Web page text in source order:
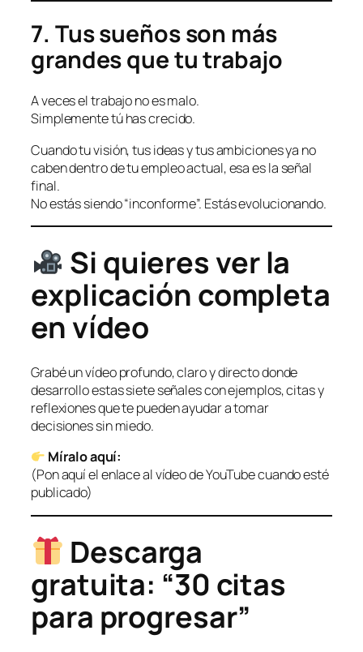
7. Tus sueños son más
grandes que tu trabajo
A veces el trabajo no es malo.
Simplemente tú has crecido.
Cuando tu visión, tus ideas y tus ambiciones ya no
caben dentro de tu empleo actual, esa es la señal
final.
No estás siendo “inconforme”. Estás evolucionando.
Si quieres ver la
explicación completa
en vídeo
Grabé un vídeo profundo, claro y directo donde
desarrollo estas siete señales con ejemplos, citas y
reflexiones que te pueden ayudar a tomar
decisiones sin miedo.
Míralo aquí:
(Pon aquí el enlace al vídeo de YouTube cuando esté
publicado)
Descarga
gratuita: “30 citas
para progresar”